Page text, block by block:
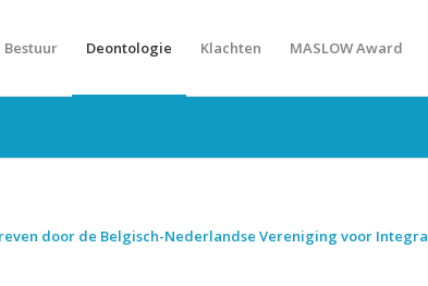
Bestuur Deontologie Klachten MASLOW Award
door de Belgisch-Nederlandse Vereniging voor